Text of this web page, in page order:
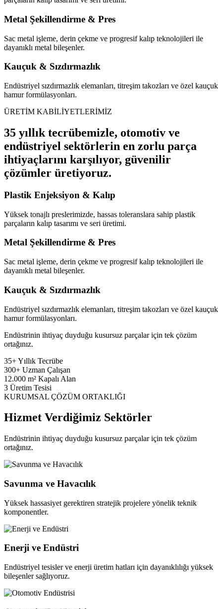
Metal Şekillendirme & Pres
Sac metal işleme, derin çekme ve progresif kalıp teknolojileri ile
dayanıklı metal bileşenler.
Kauçuk & Sızdırmazlık
Endüstriyel sızdırmazlık elemanları, titreşim takozları ve özel kauçuk
hamur formülasyonları.
ÜRETİM KABİLİYETLERİMİZ
35 yıllık tecrübemizle, otomotiv ve
endüstriyel sektörlerin en zorlu parça
ihtiyaçlarını karşılıyor, güvenilir
çözümler üretiyoruz.
Plastik Enjeksiyon & Kalıp
Yüksek tonajlı preslerimizde, hassas toleranslara sahip plastik
parçaların kalıp tasarımı ve seri üretimi.
Metal Şekillendirme & Pres
Sac metal işleme, derin çekme ve progresif kalıp teknolojileri ile
dayanıklı metal bileşenler.
Kauçuk & Sızdırmazlık
Endüstriyel sızdırmazlık elemanları, titreşim takozları ve özel kauçuk
hamur formülasyonları.
Endüstrinin ihtiyaç duyduğu kusursuz parçalar için tek çözüm
ortağınız.
35+Yıllık Tecrübe
300+ Uzman Çalışan
12.000 m² Kapalı Alan
3 Üretim Tesisi
KURUMSAL ÇÖZÜM ORTAKLIĞI
Hizmet Verdiğimiz Sektörler
Endüstrinin ihtiyaç duyduğu kusursuz parçalar için tek çözüm
ortağınız.
Savunma ve Havacılık
Yüksek hassasiyet gerektiren stratejik projelere yönelik teknik
komponentler.
Enerji ve Endüstri
Endüstriyel tesisler ve enerji üretim hatları için dayanıklılığı yüksek
bileşenler sağlıyoruz.